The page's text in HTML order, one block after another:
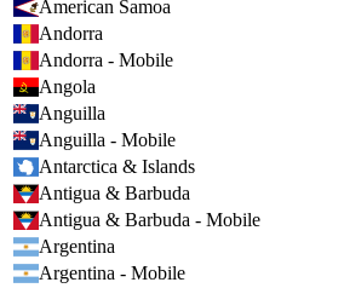
American Samoa
Andorra
Andorra - Mobile
Angola
Anguilla
Anguilla - Mobile
Antarctica & Islands
Antigua & Barbuda
Antigua & Barbuda - Mobile
Argentina
Argentina - Mobile